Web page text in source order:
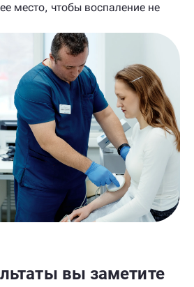
место, чтобы воспаление не
вы заметите